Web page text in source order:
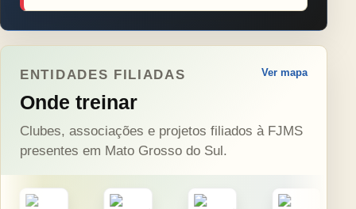
ENTIDADES FILIADAS
Onde treinar
Ver mapa
Clubes, associações e projetos filiados à FJMS
presentes em Mato Grosso do Sul.